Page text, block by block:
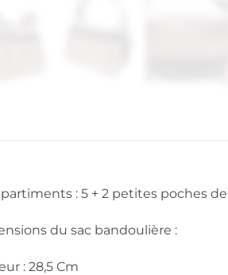
: 5 + 2 petites poches
du sac bandoulière :
: 28,5 Cm